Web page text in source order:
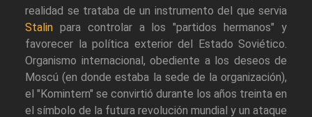
realidad se trataba de un instrumento del que servia
Stalin para controlar a los "partidos hermanos" y
favorecer la política exterior del Estado Soviético.
Organismo internacional, obediente a los deseos de
Moscú (en donde estaba la sede de la organización),
el "Komintern" se convirtió durante los años treinta en
el símbolo de la futura revolución mundial y un ataque